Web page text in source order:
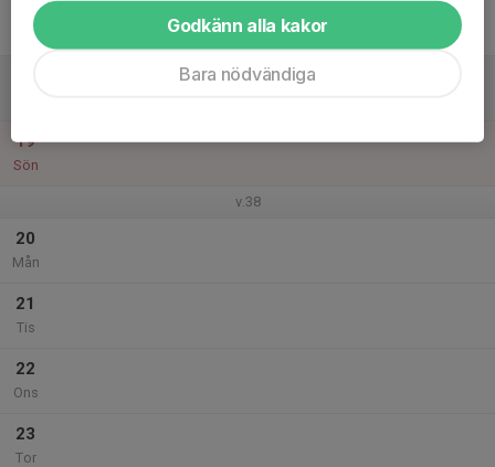
17
Fre
19
Sön
v.38
20
Mån
21
Tis
22
Ons
23
Tor
Godkänn alla kakor
Bara nödvändiga